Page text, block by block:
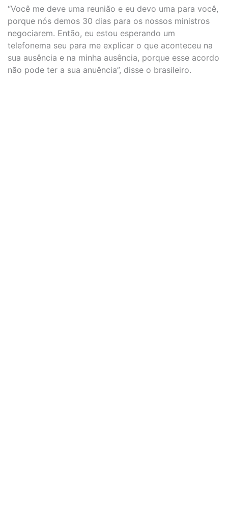
“Você me deve uma reunião e eu devo uma para você,
porque nós demos 30 dias para os nossos ministros
negociarem. Então, eu estou esperando um
telefonema seu para me explicar o que aconteceu na
sua ausência e na minha ausência, porque esse acordo
não pode ter a sua anuência”, disse o brasileiro.